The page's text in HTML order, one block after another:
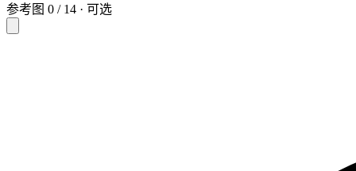
参考图 0 / 14 · 可选